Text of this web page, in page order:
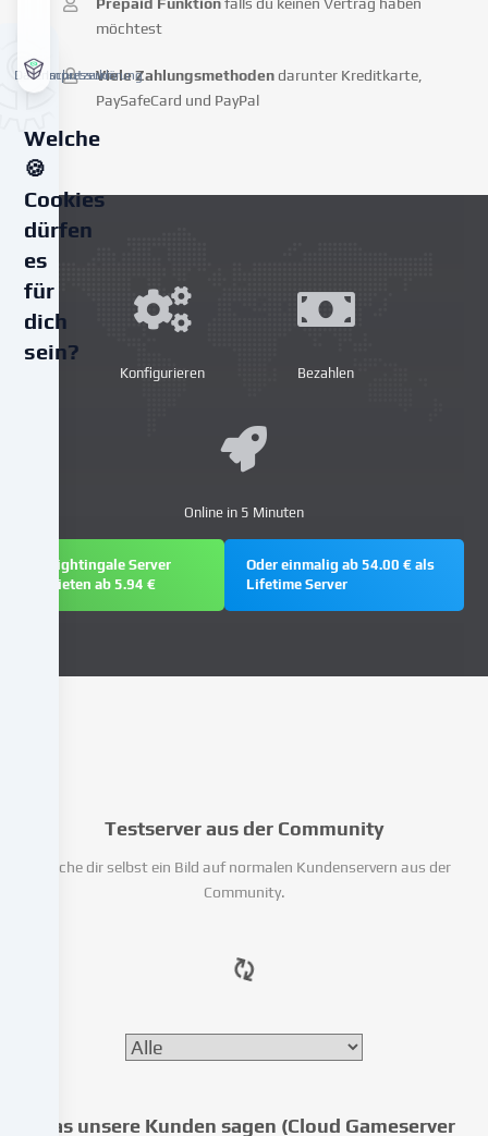
möchtest
Viele Zahlungsmethoden darunter Kreditkarte,
PaySafeCard und PayPal
Konfigurieren Bezahlen
Online in 5 Minuten
Nightingale Server
mieten ab 5.94 €
Oder einmalig ab 54.00 € als
Lifetime Server
Testserver aus der Community
Mache dir selbst ein Bild auf normalen Kundenservern aus der
Community.
Was unsere Kunden sagen (Cloud Gameserver
Datenschutzerklärung
Impressum
Welche
🍪
Cookies
dürfen
es
für
dich
sein?
unserer
Website